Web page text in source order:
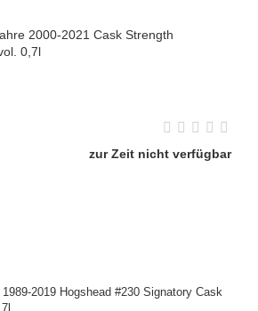
2000-2021 Cask Strength
0,7l
zur Zeit nicht verfügbar